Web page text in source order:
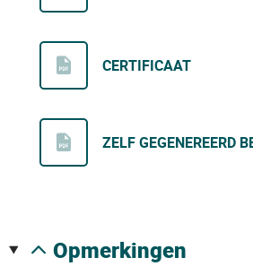
CERTIFICAAT
ZELF GEGENEREERD
opmerkingen